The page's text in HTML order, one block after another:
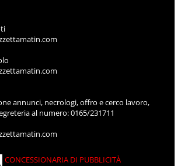
annunci, necrologi, offro e cerco lavoro,
al numero: 0165/231711
CONCESSIONARIA DI PUBBLICITÀ